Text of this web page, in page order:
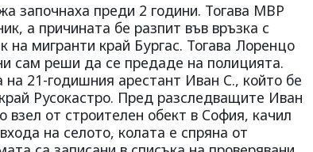
започнаха преди 2 години. Тогава МВР
а причината бе разпит във връзка с
мигранти край Бургас. Тогава Лоренцо
сам реши да се предаде на полицията.
21-годишния арестант Иван С., който бе
Русокастро. Пред разследващите Иван
от строителен обект в София, качил
на селото, колата е спряна от